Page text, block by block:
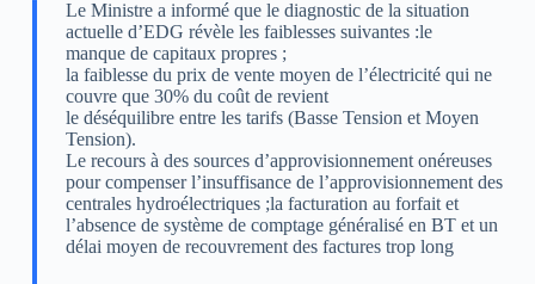
Le Ministre a informé que le diagnostic de la situation
actuelle d’EDG révèle les faiblesses suivantes :le
manque de capitaux propres ;
la faiblesse du prix de vente moyen de l’électricité qui ne
couvre que 30% du coût de revient
le déséquilibre entre les tarifs (Basse Tension et Moyen
Tension).
Le recours à des sources d’approvisionnement onéreuses
pour compenser l’insuffisance de l’approvisionnement des
centrales hydroélectriques ;la facturation au forfait et
l’absence de système de comptage généralisé en BT et un
délai moyen de recouvrement des factures trop long